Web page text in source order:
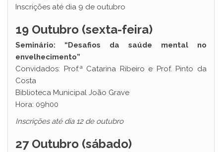
Inscrições até dia 9 de outubro
19 Outubro (sexta-feira)
Seminário: “Desafios da saúde mental no
envelhecimento”
Convidados: Prof.ª Catarina Ribeiro e Prof. Pinto da
Costa
Biblioteca Municipal João Grave
Hora: 09h00
Inscrições até dia 12 de outubro
27 Outubro (sábado)